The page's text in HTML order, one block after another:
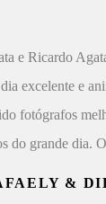
e Ricardo
excelente e
fotógrafos
do grande dia.
&